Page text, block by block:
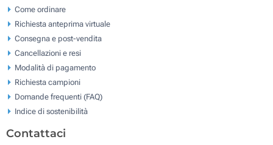
Come ordinare
Richiesta anteprima virtuale
Consegna e post-vendita
Cancellazioni e resi
Modalità di pagamento
Richiesta campioni
Domande frequenti (FAQ)
Indice di sostenibilità
Contattaci